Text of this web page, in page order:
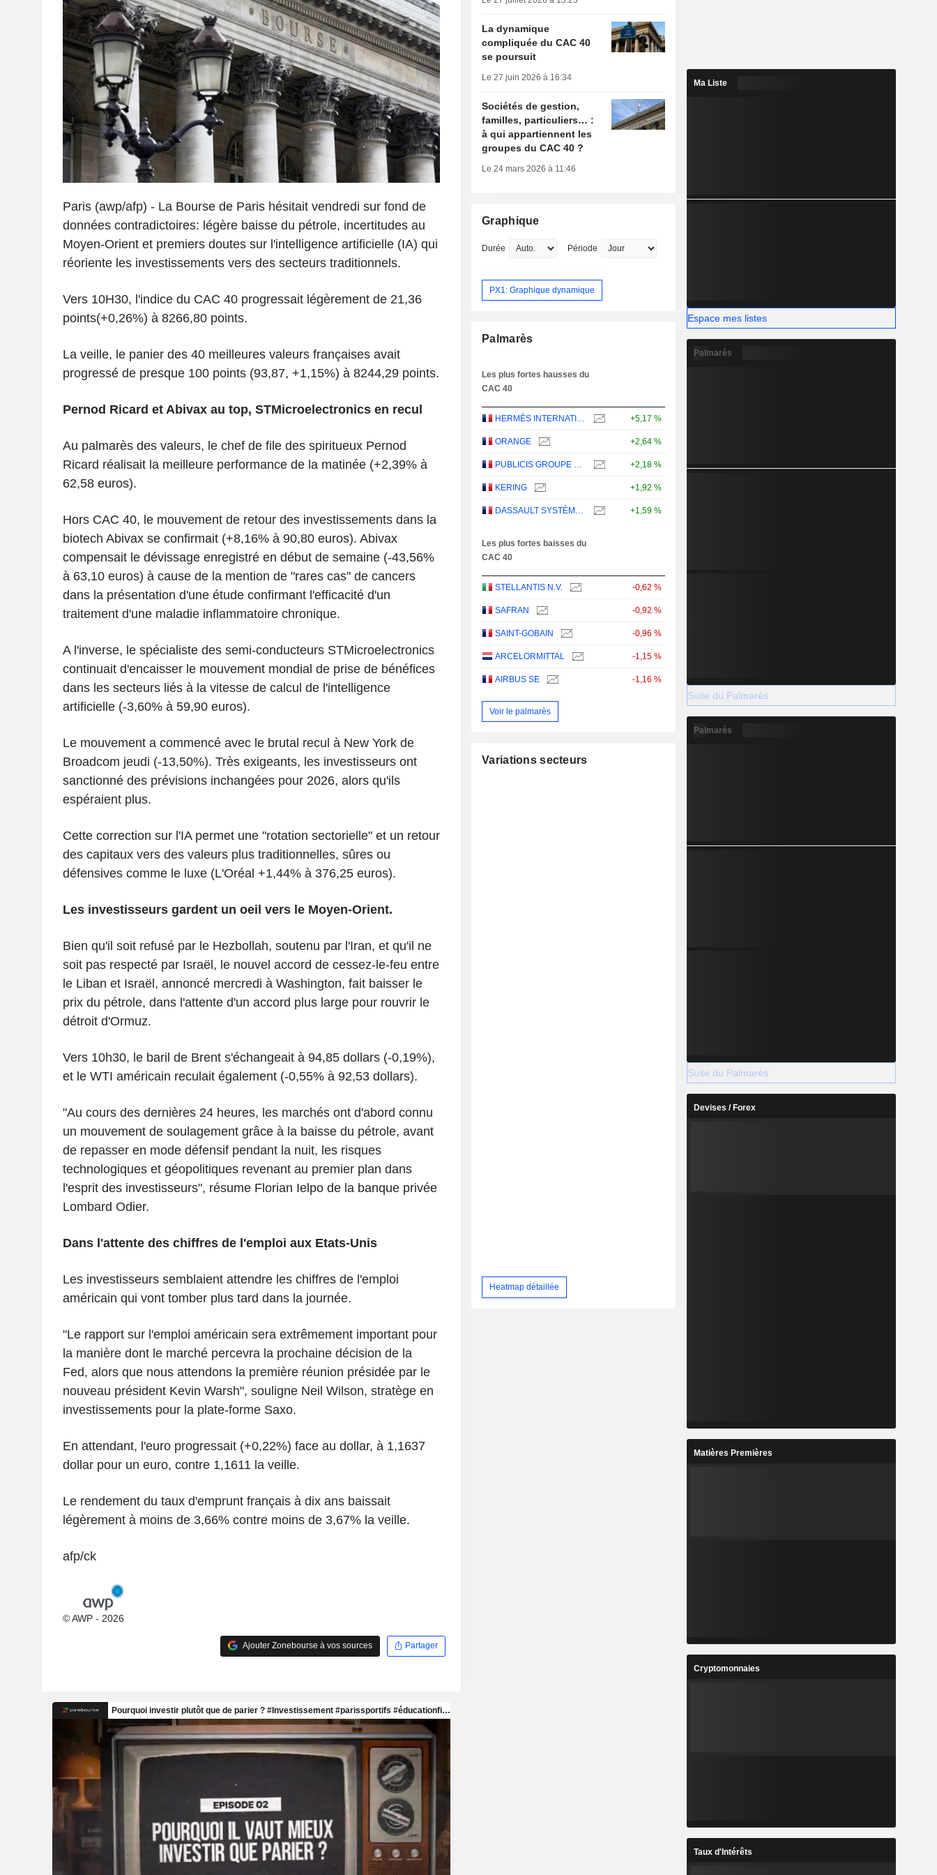
Paris (awp/afp) - La Bourse de Paris hésitait vendredi sur fond de
données contradictoires: légère baisse du pétrole, incertitudes au
Moyen-Orient et premiers doutes sur l'intelligence artificielle (IA) qui
réoriente les investissements vers des secteurs traditionnels.
Vers 10H30, l'indice du CAC 40 progressait légèrement de 21,36
points(+0,26%) à 8266,80 points.
La veille, le panier des 40 meilleures valeurs françaises avait
progressé de presque 100 points (93,87, +1,15%) à 8244,29 points.
Pernod Ricard et Abivax au top, STMicroelectronics en recul
Au palmarès des valeurs, le chef de file des spiritueux Pernod
Ricard réalisait la meilleure performance de la matinée (+2,39% à
62,58 euros).
Hors CAC 40, le mouvement de retour des investissements dans la
biotech Abivax se confirmait (+8,16% à 90,80 euros). Abivax
compensait le dévissage enregistré en début de semaine (-43,56%
à 63,10 euros) à cause de la mention de "rares cas" de cancers
dans la présentation d'une étude confirmant l'efficacité d'un
traitement d'une maladie inflammatoire chronique.
A l'inverse, le spécialiste des semi-conducteurs STMicroelectronics
continuait d'encaisser le mouvement mondial de prise de bénéfices
dans les secteurs liés à la vitesse de calcul de l'intelligence
artificielle (-3,60% à 59,90 euros).
Le mouvement a commencé avec le brutal recul à New York de
Broadcom jeudi (-13,50%). Très exigeants, les investisseurs ont
sanctionné des prévisions inchangées pour 2026, alors qu'ils
espéraient plus.
Cette correction sur l'IA permet une "rotation sectorielle" et un retour
des capitaux vers des valeurs plus traditionnelles, sûres ou
défensives comme le luxe (L'Oréal +1,44% à 376,25 euros).
Les investisseurs gardent un oeil vers le Moyen-Orient.
Bien qu'il soit refusé par le Hezbollah, soutenu par l'Iran, et qu'il ne
soit pas respecté par Israël, le nouvel accord de cessez-le-feu entre
le Liban et Israël, annoncé mercredi à Washington, fait baisser le
prix du pétrole, dans l'attente d'un accord plus large pour rouvrir le
détroit d'Ormuz.
Vers 10h30, le baril de Brent s'échangeait à 94,85 dollars (-0,19%),
et le WTI américain reculait également (-0,55% à 92,53 dollars).
"Au cours des dernières 24 heures, les marchés ont d'abord connu
un mouvement de soulagement grâce à la baisse du pétrole, avant
de repasser en mode défensif pendant la nuit, les risques
technologiques et géopolitiques revenant au premier plan dans
l'esprit des investisseurs", résume Florian Ielpo de la banque privée
Lombard Odier.
Dans l'attente des chiffres de l'emploi aux Etats-Unis
Les investisseurs semblaient attendre les chiffres de l'emploi
américain qui vont tomber plus tard dans la journée.
"Le rapport sur l'emploi américain sera extrêmement important pour
la manière dont le marché percevra la prochaine décision de la
Fed, alors que nous attendons la première réunion présidée par le
nouveau président Kevin Warsh", souligne Neil Wilson, stratège en
investissements pour la plate-forme Saxo.
En attendant, l'euro progressait (+0,22%) face au dollar, à 1,1637
dollar pour un euro, contre 1,1611 la veille.
Le rendement du taux d'emprunt français à dix ans baissait
légèrement à moins de 3,66% contre moins de 3,67% la veille.
afp/ck
© AWP - 2026
Ajouter Zonebourse à vos sources Partager
La dynamique
compliquée du CAC 40
se poursuit
Le 27 juin 2026 à 16:34
Sociétés de gestion,
familles, particuliers… :
à qui appartiennent les
groupes du CAC 40 ?
Le 24 mars 2026 à 11:46
Graphique
Durée Période
PX1: Graphique dynamique
Palmarès
Les plus fortes hausses du
CAC 40
HERMÈS INTERNATIONAL +5,17 %
ORANGE +2,64 %
PUBLICIS GROUPE S.A. +2,18 %
KERING +1,92 %
DASSAULT SYSTÈMES SE +1,59 %
Les plus fortes baisses du
CAC 40
STELLANTIS N.V. -0,62 %
SAFRAN -0,92 %
SAINT-GOBAIN -0,96 %
ARCELORMITTAL -1,15 %
AIRBUS SE -1,16 %
Voir le palmarès
Variations secteurs
Heatmap détaillée
Ma Liste
Espace mes listes
Palmarès
Suite du Palmarès
Palmarès
Suite du Palmarès
Devises / Forex
Matières Premières
Cryptomonnaies
Taux d'Intérêts